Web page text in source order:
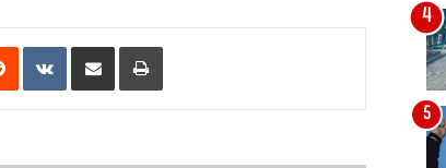
Reddit VKontakteShare via Email Print